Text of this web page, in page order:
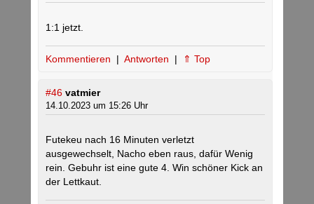
1:1 jetzt.
Kommentieren | Antworten | ⇑ Top
#46 vatmier
14.10.2023 um 15:26 Uhr
Futekeu nach 16 Minuten verletzt
ausgewechselt, Nacho eben raus, dafür Wenig
rein. Gebuhr ist eine gute 4. Win schöner Kick an
der Lettkaut.